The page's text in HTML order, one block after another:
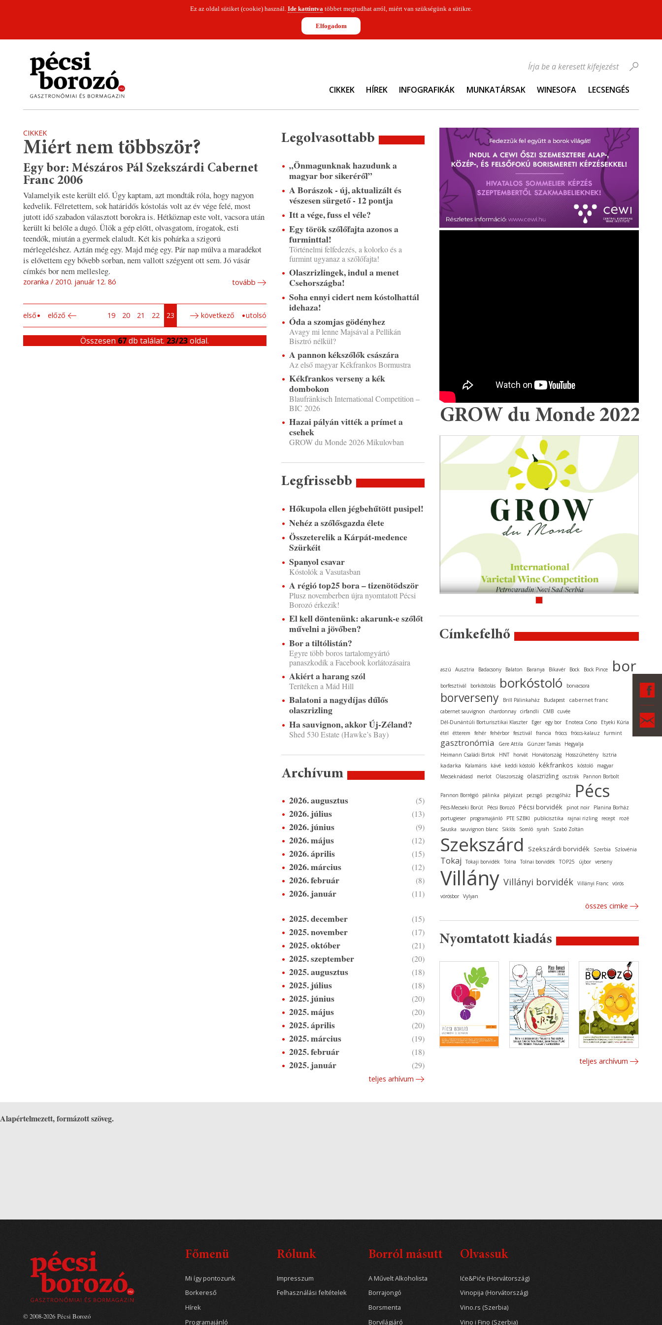
Ez az oldal sütiket (cookie) használ. Ide kattintvatöbbet megtudhat arról, miért van szükségünk a sütikre.
Elfogadom
CIKKEK HÍREK INFOGRAFIKÁK MUNKATÁRSAK WINESOFA LECSENGÉS
Írja be a keresett kifejezést
CIKKEK
Miért nem többször?
Egy bor: Mészáros Pál Szekszárdi Cabernet
Franc 2006
Valamelyik este került elő. Úgy kaptam, azt mondták róla, hogy nagyon
kedvelik. Félretettem, sok határidős kóstolás volt az év vége felé, most
jutott idő szabadon választott borokra is. Hétköznap este volt, vacsora után
került ki belőle a dugó. Ülök a gép előtt, olvasgatom, írogatok, esti
teendők, miután a gyermek elaludt. Két kis pohárka a szigorú
mérlegeléshez. Aztán még egy. Majd még egy. Pár nap múlva a maradékot
is elővettem egy bővebb sorban, nem vallott szégyent ott sem. Jó vásár
címkés bor nem mellesleg.
zoranka 2010. január 12. 8ó tovább
első előző 19 20 21 22 23 következő utolsó
Összesen 67db találat. 23/23oldal.
Legolvasottabb
„Önmagunknak hazudunk a
magyar bor sikeréről”
A Borászok - új, aktualizált és
vészesen sürgető - 12 pontja
Itt a vége, fuss el véle?
Egy török szőlőfajta azonos a
furminttal!
Történelmi felfedezés, a kolorko és a
furmint ugyanaz a szőlőfajta!
Olaszrizlingek, indul a menet
Csehországba!
Soha ennyi cidert nem kóstolhattál
idehaza!
Óda a szomjas gödényhez
Avagy mi lenne Majsával a Pellikán
Bisztró nélkül?
A pannon kékszőlők császára
Az első magyar Kékfrankos Bormustra
Kékfrankos verseny a kék
dombokon
Blaufränkisch International Competition –
BIC 2026
Hazai pályán vitték a prímet a
csehek
GROW du Monde 2026 Mikulovban
Legfrissebb
Hőkupola ellen jégbehűtött pusipel!
Nehéz a szőlősgazda élete
Összeterelik a Kárpát-medence
Szürkéit
Spanyol csavar
Kóstolók a Vasutasban
A régió top25 bora – tizenötödször
Plusz novemberben újra nyomtatott Pécsi
Borozó érkezik!
El kell döntenünk: akarunk-e szőlőt
művelni a jövőben?
Bor a tiltólistán?
Egyre több boros tartalomgyártó
panaszkodik a Facebook korlátozásaira
Akiért a harang szól
Terítéken a Mád Hill
Balatoni a nagydíjas dűlős
olaszrizling
Ha sauvignon, akkor Új-Zéland?
Shed 530 Estate (Hawke’s Bay)
Archívum
2026. augusztus (5)
2026. július (13)
2026. június (9)
2026. május (12)
2026. április (15)
2026. március (12)
2026. február (8)
2026. január (11)
2025. december (15)
2025. november (17)
2025. október (21)
2025. szeptember (20)
2025. augusztus (18)
2025. július (18)
2025. június (20)
2025. május (20)
2025. április (20)
2025. március (19)
2025. február (18)
2025. január (29)
teljes arhívum
GROW du Monde 2022
Címkefelhő
aszú Ausztria Badacsony Balaton Baranya Bikavér Bock Bock Pince bor
borfesztivál borkóstolás borkóstoló borvacsora
borverseny Brill Pálinkaház Budapest cabernet franc
cabernet sauvignon chardonnay cirfandli CMB cuvée
Dél-Dunántúli Borturisztikai Klaszter
Eger egy bor Enoteca Corso
Etyeki Kúria
étel
étterem fehér fehérbor fesztivál francia fröccs fröccs-kalauz furmint
gasztronómia Gere Attila Günzer Tamás
Hegyalja
Heimann Családi Birtok
HNT horvát Horvátország Hosszúhetény Isztria
kadarka Kalamáris kávé keddi kóstoló kékfrankos kóstoló
magyar
Mecseknádasd
merlot Olaszország olaszrizling osztrák Pannon Borbolt
Pannon Borrégió pálinka pályázat pezsgő pezsgőház Pécs
Pécs-Mecseki Borút Pécsi Borozó Pécsi borvidék pinot noir
Planina Borház
portugieser
programajánló PTE SZBKI publicisztika rajnai rizling recept
rozé
Sauska
sauvignon blanc Siklós Somló syrah Szabó Zoltán
Szekszárd Szekszárdi borvidék Szerbia Szlovénia
Tokaj Tokaji borvidék Tolna Tolnai borvidék TOP25 újbor verseny
Villány Villányi borvidék Villányi Franc vörös
vörösbor Vylyan
összes cimke
Nyomtatott kiadás
teljes archívum
Alapértelmezett, formázott szöveg.
Főmenü
Mi így pontozunk
Borkereső
Hírek
Programajánló
Rólunk
Impresszum
Felhasználási feltételek
Borról másutt
A Művelt Alkoholista
Borrajongó
Borsmenta
Borvilágjáró
Olvassuk
Iće&Piće (Horvátország)
Vinopija (Horvátország)
Vino.rs (Szerbia)
Vino i Fino (Szerbia)
© 2008-2026 Pécsi Borozó